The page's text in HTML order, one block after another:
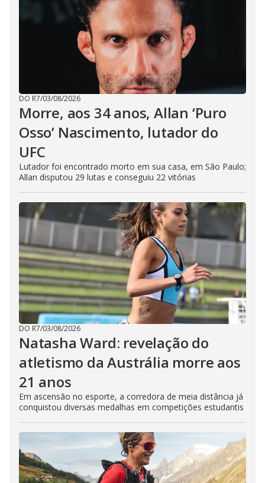
DO R7/03/08/2026
Morre, aos 34 anos, Allan ‘Puro
Osso’ Nascimento, lutador do
UFC
Lutador foi encontrado morto em sua casa, em São Paulo;
Allan disputou 29 lutas e conseguiu 22 vitórias
DO R7/03/08/2026
Natasha Ward: revelação do
atletismo da Austrália morre aos
21 anos
Em ascensão no esporte, a corredora de meia distância já
conquistou diversas medalhas em competições estudantis